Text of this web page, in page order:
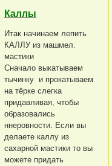
Каллы
Итак начинаем лепить
КАЛЛУ из машмел.
мастики
Сначало выкатываем
тычинку и прокатываем
на тёрке слегка
придавливая, чтобы
образовались
ннеровности. Если вы
делаете каллу из
сахарной мастики то вы
можете придать